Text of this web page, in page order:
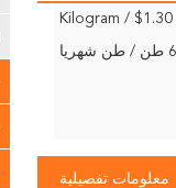
معلومات تفصيلية